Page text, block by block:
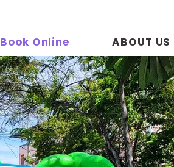
Book Online ABOUT US